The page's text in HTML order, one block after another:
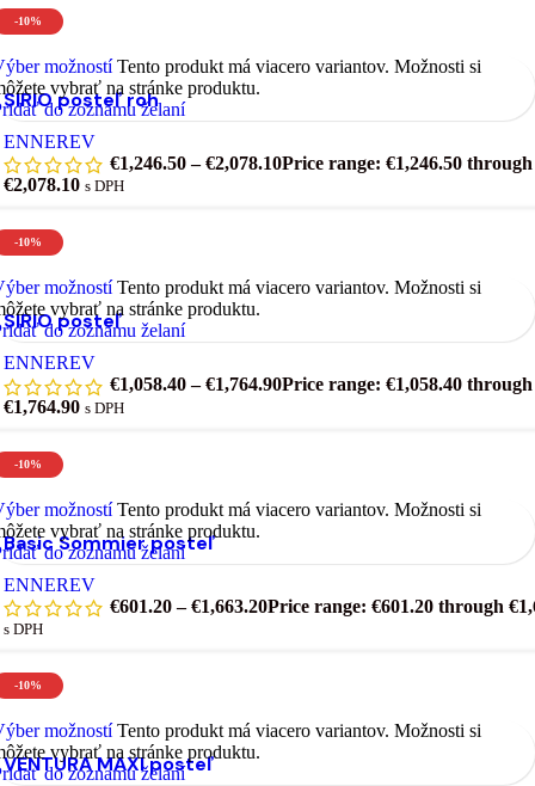
-10%
možností Tento produkt má viacero variantov. Možnosti si
vybrať na stránke produktu.
do zoznamu želaní
SIRIO posteľ roh
ENNEREV
€1,246.50 – €2,078.10Price range: €1,246.50 through
€2,078.10 s DPH
-10%
možností Tento produkt má viacero variantov. Možnosti si
vybrať na stránke produktu.
do zoznamu želaní
SIRIO posteľ
ENNEREV
€1,058.40 – €1,764.90Price range: €1,058.40 through
€1,764.90 s DPH
-10%
možností Tento produkt má viacero variantov. Možnosti si
vybrať na stránke produktu.
do zoznamu želaní
Basic Sommier posteľ
ENNEREV
€601.20 – €1,663.20Price range: €601.20 through
s DPH
-10%
možností Tento produkt má viacero variantov. Možnosti si
vybrať na stránke produktu.
do zoznamu želaní
VENTURA MAXI posteľ